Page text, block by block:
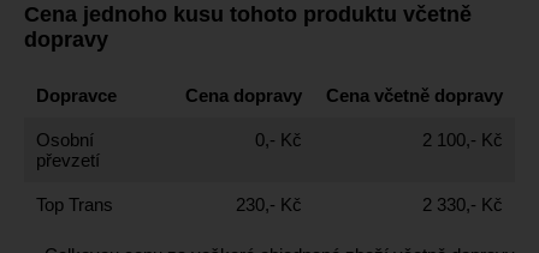
Cena jednoho kusu tohoto produktu včetně
dopravy
Dopravce Cena dopravy Cena včetně dopravy
Osobní
převzetí
0,- Kč 2 100,- Kč
Top Trans 230,- Kč 2 330,- Kč